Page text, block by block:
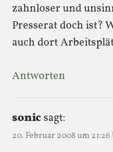
zahnloser und
Presserat doch ist?
auch dort
Antworten
sonicsagt:
20. Februar 2008 um 21:26